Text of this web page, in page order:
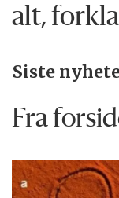
alt,
Siste
Fra